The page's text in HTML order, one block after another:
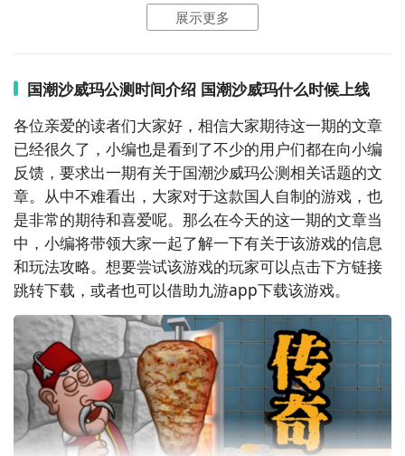
在游戏中玩家在开始一天的营业后就会源源不断的来客
人，玩家需要在最短的时间内卖出自己的商品，同时需
要注意客人的需求，如果没有按照要求上菜则会减少获
得的金币。
》》》》》#国潮沙威玛#《《《《《
家在游戏中就可以放松身心，享受整个游戏的乐趣。角
厨师穿上唐装。玩家在游戏中就能感受到来自于中国传
统文化的一种魅力。玩家在游戏中也可以扮演一位餐厅
老板，从材料的选择到店面的装饰，每一个步骤都需要
精心的规划。
玩家可结合顾客的需求去研发新的菜品，能吸引更多的
展示更多
国潮沙威玛公测时间介绍 国潮沙威玛什么时候上线
各位亲爱的读者们大家好，相信大家期待这一期的文章
已经很久了，小编也是看到了不少的用户们都在向小编
反馈，要求出一期有关于国潮沙威玛公测相关话题的文
章。从中不难看出，大家对于这款国人自制的游戏，也
是非常的期待和喜爱呢。那么在今天的这一期的文章当
中，小编将带领大家一起了解一下有关于该游戏的信息
和玩法攻略。想要尝试该游戏的玩家可以点击下方链接
跳转下载，或者也可以借助九游app下载该游戏。